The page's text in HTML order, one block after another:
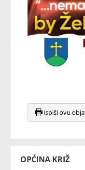
OPĆINA KRIŽ
Ispiši ovu